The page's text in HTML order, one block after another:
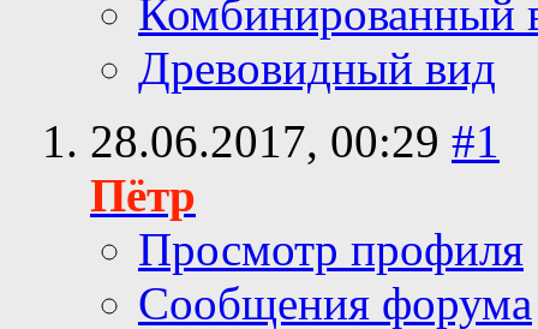
Комбинированный
Древовидный вид
28.06.2017, 00:29 #1
Пётр
Просмотр профиля
Сообщения форума